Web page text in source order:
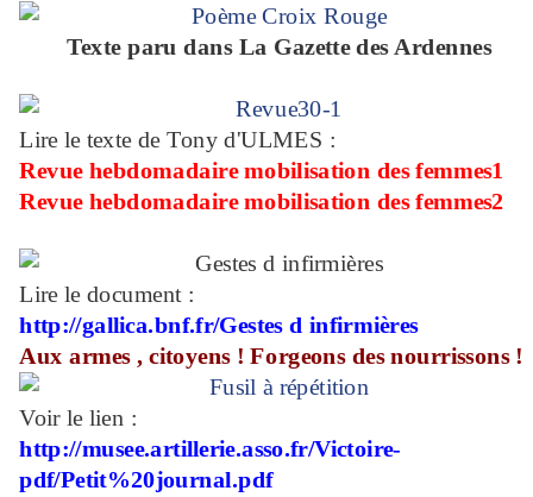
Texte paru dans La Gazette des Ardennes
Lire le texte de Tony d'ULMES :
Revue hebdomadaire mobilisation des femmes1
Revue hebdomadaire mobilisation des femmes2
Lire le document :
http://gallica.bnf.fr/Gestes d infirmières
Aux armes , citoyens ! Forgeons des nourrissons !
Voir le lien :
http://musee.artillerie.asso.fr/Victoire-
pdf/Petit%20journal.pdf